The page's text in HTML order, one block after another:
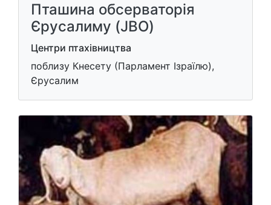
Пташина обсерваторія
Єрусалиму (JBO)
Центри птахівництва
поблизу Кнесету (Парламент Ізраїлю),
Єрусалим